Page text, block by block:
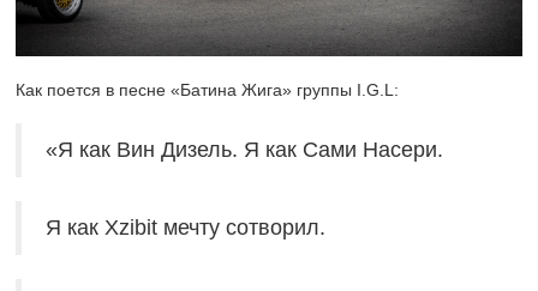
Как поется в песне «Батина Жига» группы I.G.L:
«Я как Вин Дизель. Я как Сами Насери.
Я как Xzibit мечту сотворил.